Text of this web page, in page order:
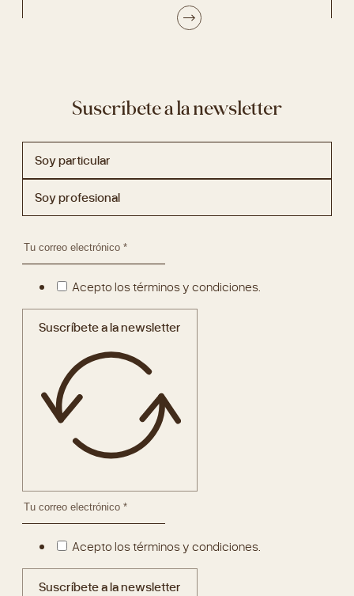
Suscríbete a la newsletter
Soy particular
Soy profesional
Acepto los términos y condiciones.
Suscríbete a la newsletter
Acepto los términos y condiciones.
Suscríbete a la newsletter